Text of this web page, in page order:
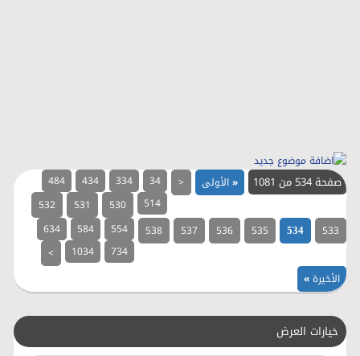
صفحة 534 من 1081 «الأولى <
34
334
434
484
514
530
531
532
533
534
535
536
537
538
554
584
634
734
1034
>
الأخيرة»
خيارات العرض